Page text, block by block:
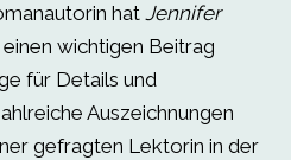
hat Jennifer
wichtigen Beitrag
für Details und
Auszeichnungen
gefragten Lektorin in der